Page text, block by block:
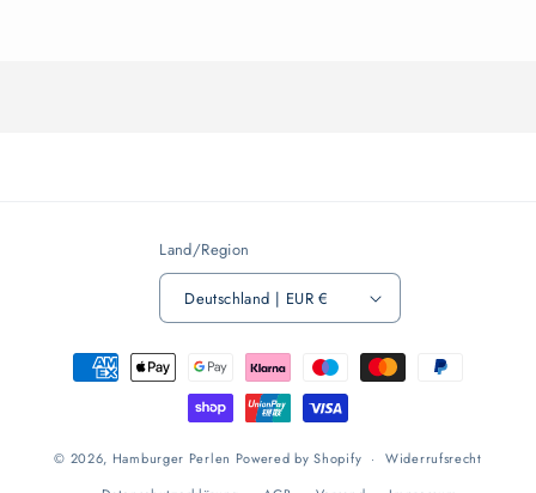
Land/Region
Deutschland | EUR €
Zahlungsmethoden
© 2026, Hamburger Perlen Powered by Shopify
Widerrufsrecht